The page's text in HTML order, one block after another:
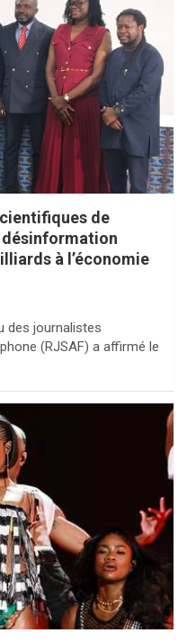
de
désinformation
à l’économie
des journalistes
(RJSAF) a affirmé le